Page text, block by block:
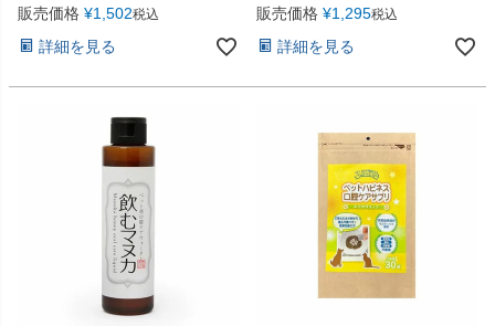
販売価格 ¥1,502税込
詳細を見る
販売価格 ¥1,295税込
詳細を見る